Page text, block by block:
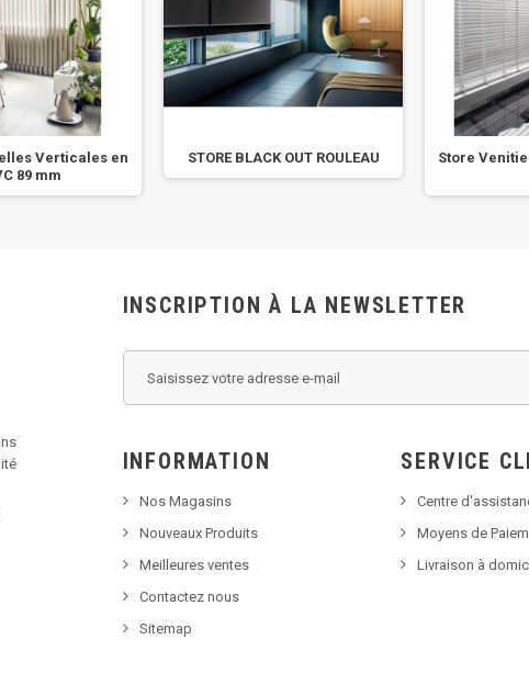
Verticales en
89 mm
STORE BLACK OUT ROULEAU
Store
INSCRIPTION À LA NEWSLETTER
INFORMATION
Nos Magasins
Nouveaux Produits
Meilleures ventes
Contactez nous
Sitemap
SERVICE
Centre
Moyens de
Livraison à